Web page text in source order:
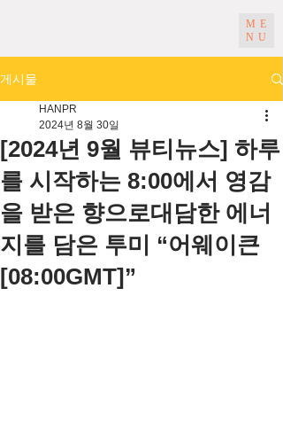
ME
NU
게시물
[2024년 9월 뷰티뉴스] 하루
를 시작하는 8:00에서 영감
을 받은 향으로대담한 에너
지를 담은 투미 “어웨이큰
[08:00GMT]”
HANPR
2024년 8월 30일